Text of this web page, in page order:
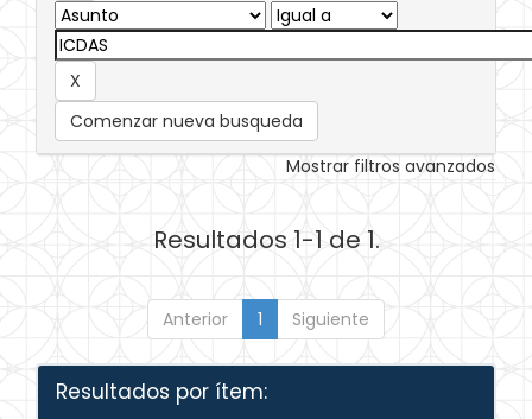
Comenzar nueva busqueda
Mostrar filtros avanzados
Resultados 1-1 de 1.
Anterior 1 Siguiente
Resultados por ítem: